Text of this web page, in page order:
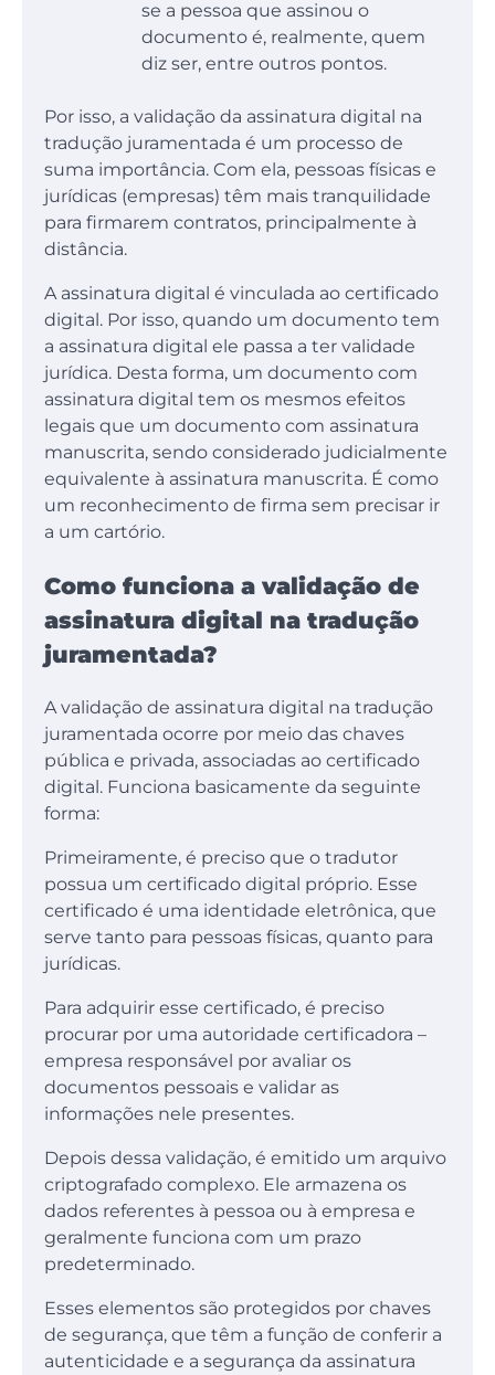
se a pessoa que assinou o
documento é, realmente, quem
diz ser, entre outros pontos.
Por isso, a validação da assinatura digital na
tradução juramentada é um processo de
suma importância. Com ela, pessoas físicas e
jurídicas (empresas) têm mais tranquilidade
para firmarem contratos, principalmente à
distância.
A assinatura digital é vinculada ao certificado
digital. Por isso, quando um documento tem
a assinatura digital ele passa a ter validade
jurídica. Desta forma, um documento com
assinatura digital tem os mesmos efeitos
legais que um documento com assinatura
manuscrita, sendo considerado judicialmente
equivalente à assinatura manuscrita. É como
um reconhecimento de firma sem precisar ir
a um cartório.
Como funciona a validação de
assinatura digital na tradução
juramentada?
A validação de assinatura digital na tradução
juramentada ocorre por meio das chaves
pública e privada, associadas ao certificado
digital. Funciona basicamente da seguinte
forma:
Primeiramente, é preciso que o tradutor
possua um certificado digital próprio. Esse
certificado é uma identidade eletrônica, que
serve tanto para pessoas físicas, quanto para
jurídicas.
Para adquirir esse certificado, é preciso
procurar por uma autoridade certificadora –
empresa responsável por avaliar os
documentos pessoais e validar as
informações nele presentes.
Depois dessa validação, é emitido um arquivo
criptografado complexo. Ele armazena os
dados referentes à pessoa ou à empresa e
geralmente funciona com um prazo
predeterminado.
Esses elementos são protegidos por chaves
de segurança, que têm a função de conferir a
autenticidade e a segurança da assinatura